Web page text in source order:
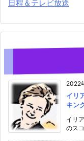
日程＆テレビ放送
2022
イリ
キン
イリ
のス